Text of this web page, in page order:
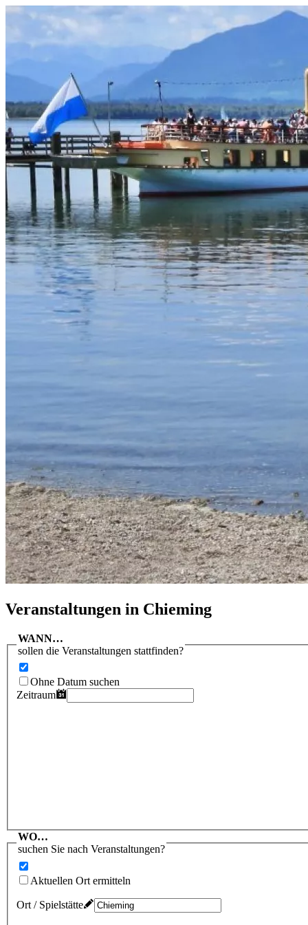
Veranstaltungen in Chieming
WANN…
sollen die Veranstaltungen stattfinden?
Ohne Datum suchen
Zeitraum
WO…
suchen Sie nach Veranstaltungen?
Aktuellen Ort ermitteln
Ort / Spielstätte